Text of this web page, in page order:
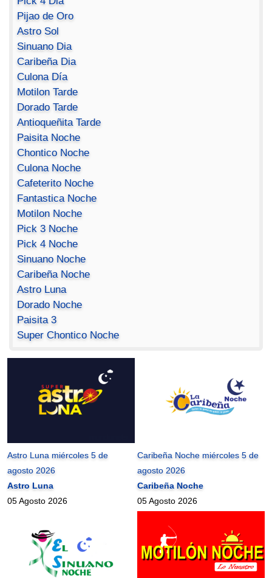
Pijao de Oro
Astro Sol
Sinuano Dia
Caribeña Dia
Culona Día
Motilon Tarde
Dorado Tarde
Antioqueñita Tarde
Paisita Noche
Chontico Noche
Culona Noche
Cafeterito Noche
Fantastica Noche
Motilon Noche
Pick 3 Noche
Pick 4 Noche
Sinuano Noche
Caribeña Noche
Astro Luna
Dorado Noche
Paisita 3
Super Chontico Noche
Astro Luna miércoles 5 de
agosto 2026
Astro Luna
05 Agosto 2026
Caribeña Noche miércoles 5 de
agosto 2026
Caribeña Noche
05 Agosto 2026